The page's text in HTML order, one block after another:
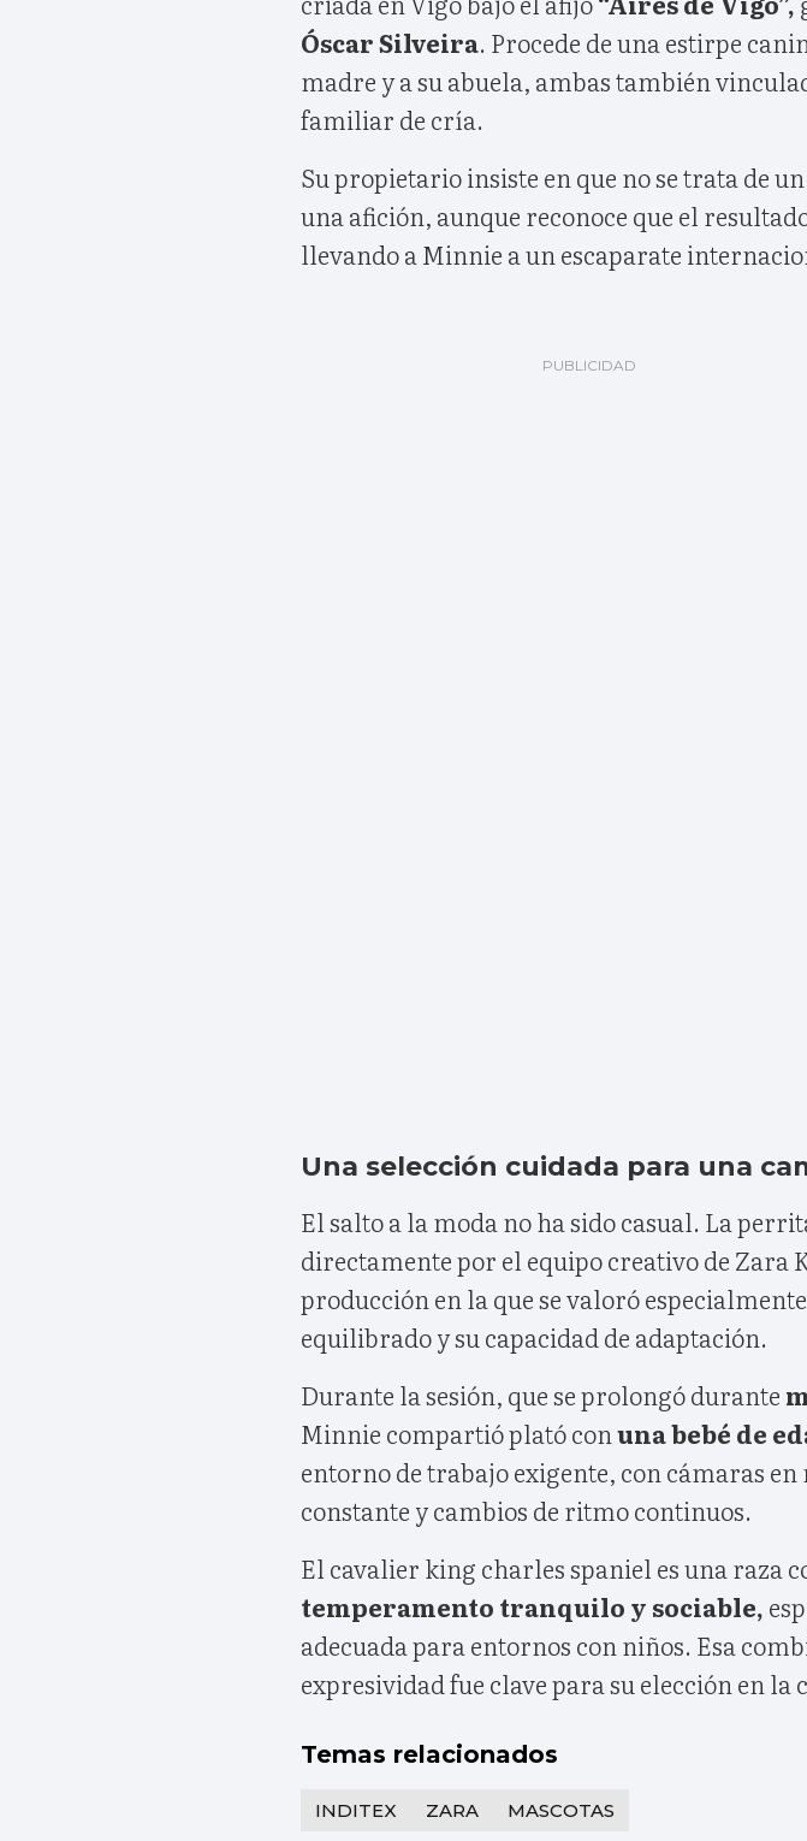
Óscar Silveira. Procede de una estirpe
madre y a su abuela, ambas también
familiar de cría.
Su propietario insiste en que no se trata de
una afición, aunque reconoce que el
llevando a Minnie a un escaparate
Una selección cuidada para una
El salto a la moda no ha sido casual. La
directamente por el equipo creativo de Zara
producción en la que se valoró
equilibrado y su capacidad de adaptación.
Durante la sesión, que se prolongó durante
Minnie compartió plató con una bebé de
entorno de trabajo exigente, con cámaras
constante y cambios de ritmo continuos.
El cavalier king charles spaniel es una raza
temperamento tranquilo y sociable,
adecuada para entornos con niños. Esa
expresividad fue clave para su elección en la
Temas relacionados
INDITEX ZARA MASCOTAS